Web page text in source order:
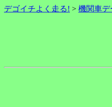
デゴイチよく走る! > 機関車デ